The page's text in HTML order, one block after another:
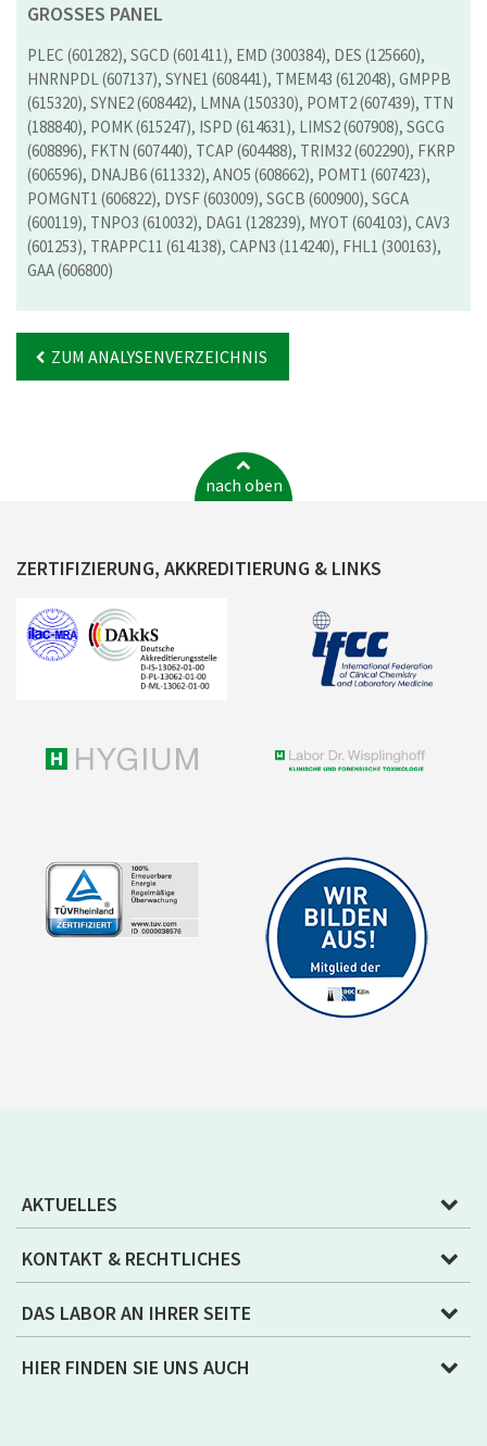
GROSSES PANEL
PLEC (601282), SGCD (601411), EMD (300384), DES (125660),
HNRNPDL (607137), SYNE1 (608441), TMEM43 (612048), GMPPB
(615320), SYNE2 (608442), LMNA (150330), POMT2 (607439), TTN
(188840), POMK (615247), ISPD (614631), LIMS2 (607908), SGCG
(608896), FKTN (607440), TCAP (604488), TRIM32 (602290), FKRP
(606596), DNAJB6 (611332), ANO5 (608662), POMT1 (607423),
POMGNT1 (606822), DYSF (603009), SGCB (600900), SGCA
(600119), TNPO3 (610032), DAG1 (128239), MYOT (604103), CAV3
(601253), TRAPPC11 (614138), CAPN3 (114240), FHL1 (300163),
GAA (606800)
ZUM ANALYSENVERZEICHNIS
nach oben
ZERTIFIZIERUNG, AKKREDITIERUNG & LINKS
AKTUELLES
KONTAKT & RECHTLICHES
DAS LABOR AN IHRER SEITE
HIER FINDEN SIE UNS AUCH